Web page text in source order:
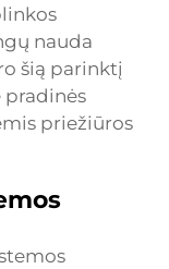
nauda
šią parinktį
pradinės
priežiūros